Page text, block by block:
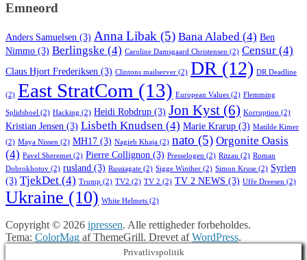
Emneord
Anders Samuelsen (3) Anna Libak (5) Bana Alabed (4) Ben
Nimmo (3) Berlingske (4) Caroline Damsgaard Christensen (2) Censur (4)
Claus Hjort Frederiksen (3) Clintons mailserver (2) DR (12) DR Deadline
(2) East StratCom (13) European Values (2) Flemming
Splidsboel (2) Hacking (2) Heidi Robdrup (3) Jon Kyst (6) Korruption (2)
Kristian Jensen (3) Lisbeth Knudsen (4) Marie Krarup (3) Matilde Kimer
(2) Maya Nissen (2) MH17 (3) Nagieb Khaja (2) nato (5) Orgonite Oasis
(4) Pavel Sheremet (2) Pierre Collignon (3) Presselogen (2) Ritzau (2) Roman
Dobrokhotov (2) rusland (3) Russiagate (2) Sigge Winther (2) Simon Kruse (2) Syrien
(3) TjekDet (4) Trump (2) TV2 (2) TV 2 (2) TV 2 NEWS (3) Uffe Dreesen (2)
Ukraine (10) White Helmets (2)
Copyright © 2026 ipressen. Alle rettigheder forbeholdes.
Tema: ColorMag af ThemeGrill. Drevet afWordPress.
Privatlivspolitik